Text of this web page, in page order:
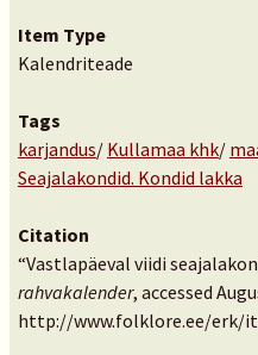
Item Type
Kalendriteade
Tags
karjandus/ Kullamaa khk/
Seajalakondid. Kondid lakka
Citation
“Vastlapäeval viidi
rahvakalender, accessed
http://www.folklore.ee/erk/